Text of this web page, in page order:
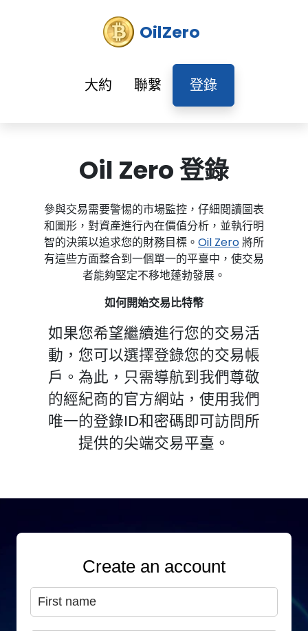
OilZero
大約 聯繫 登錄
Oil Zero 登錄
參與交易需要警惕的市場監控，仔細閱讀圖表
和圖形，對資產進行內在價值分析，並執行明
智的決策以追求您的財務目標。 Oil Zero將所
有這些方面整合到一個單一的平臺中，使交易
者能夠堅定不移地蓬勃發展。
如何開始交易比特幣
如果您希望繼續進行您的交易活
動，您可以選擇登錄您的交易帳
戶。為此，只需導航到我們尊敬
的經紀商的官方網站，使用我們
唯一的登錄ID和密碼即可訪問所
提供的尖端交易平臺。